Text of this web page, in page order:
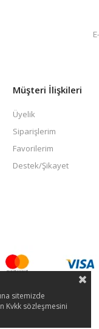
Müşteri İlişkileri
Üyelik
Siparişlerim
Favorilerim
Destek/Şikayet
sitemizde
Kvkk sözleşmesini